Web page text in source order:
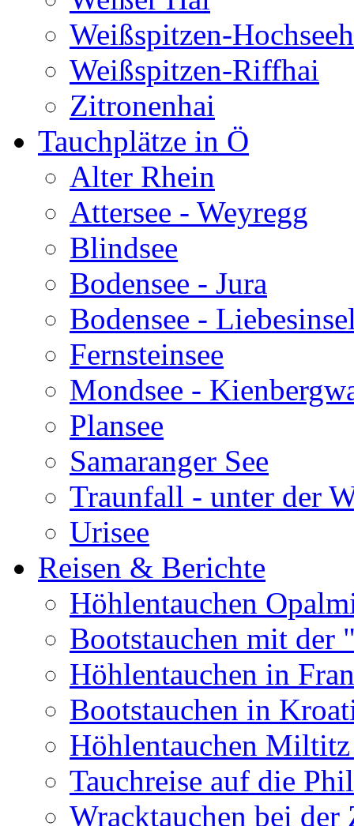
Weißspitzen-
Weißspitzen-Riffhai
Zitronenhai
Tauchplätze in Ö
Alter Rhein
Attersee - Weyregg
Blindsee
Bodensee - Jura
Bodensee -
Fernsteinsee
Mondsee -
Plansee
Samaranger See
Traunfall - unter der
Urisee
Reisen & Berichte
Höhlentauchen
Bootstauchen mit
Höhlentauchen in
Bootstauchen in
Höhlentauchen
Tauchreise auf die
Wracktauchen bei der